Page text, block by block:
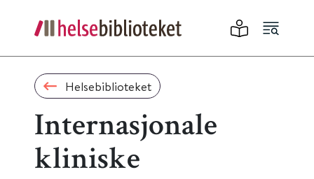
Helsebiblioteket
Internasjonale
kliniske